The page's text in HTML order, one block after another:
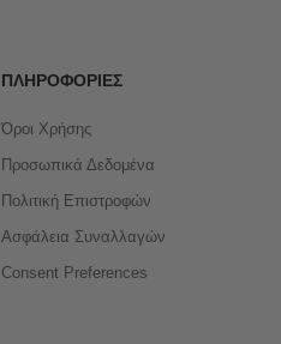
ΠΛΗΡΟΦΟΡΊΕΣ
Όροι Χρήσης
Προσωπικά Δεδομένα
Πολιτική Επιστροφών
Ασφάλεια Συναλλαγών
Consent Preferences